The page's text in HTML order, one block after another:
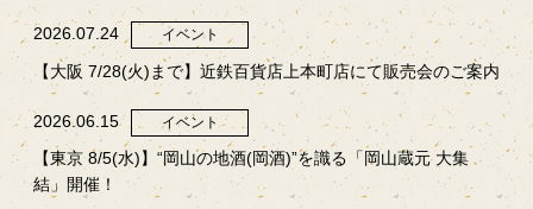
2026.07.24 イベント
【大阪 7/28(火)まで】近鉄百貨店上本町店にて販売会のご案内
2026.06.15 イベント
【東京 8/5(水)】“岡山の地酒(岡酒)”を識る「岡山蔵元 大集
結」開催！